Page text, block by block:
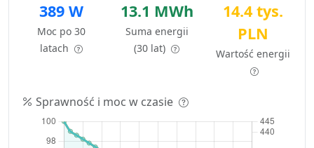
389 W
Moc po 30
latach
13.1 MWh
Suma energii
(30 lat)
14.4 tys.
PLN
Wartość energii
Sprawność i moc w czasie